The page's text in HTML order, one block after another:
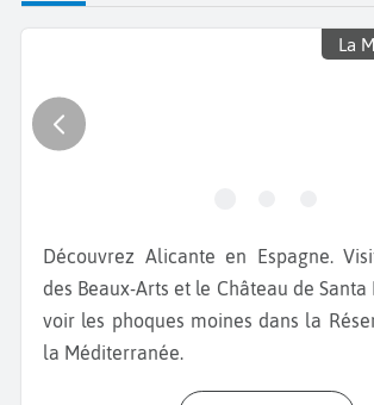
La
Découvrez Alicante en Espagne. Visitez le Musée
des Beaux-Arts et le Château de Santa
voir les phoques moines dans la
la Méditerranée.